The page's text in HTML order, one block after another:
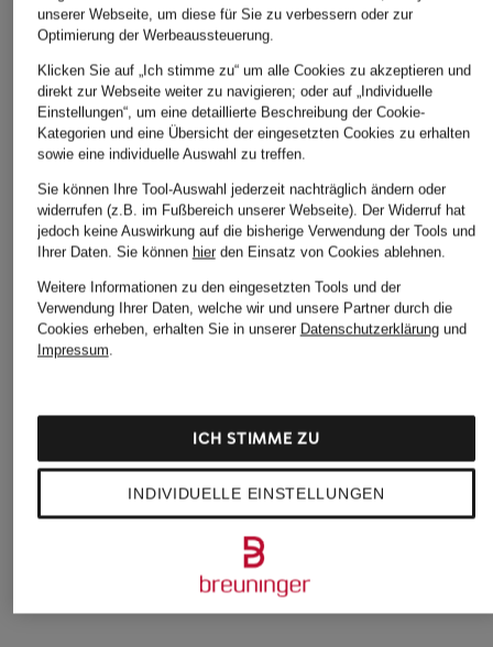
Sandalen MILANO AS
CHF 70
Pantoletten ARIZONA
KIDS
CHF 80
Pantoletten
ab CHF 129
unserer Webseite, um diese für Sie zu verbessern oder zur
Optimierung der Werbeaussteuerung.
Klicken Sie auf „Ich stimme zu“ um alle Cookies zu akzeptieren und
direkt zur Webseite weiter zu navigieren; oder auf „Individuelle
Einstellungen“, um eine detaillierte Beschreibung der Cookie-
Kategorien und eine Übersicht der eingesetzten Cookies zu erhalten
sowie eine individuelle Auswahl zu treffen.
Sie können Ihre Tool-Auswahl jederzeit nachträglich ändern oder
widerrufen (z.B. im Fußbereich unserer Webseite). Der Widerruf hat
jedoch keine Auswirkung auf die bisherige Verwendung der Tools und
Ihrer Daten. Sie können hierden Einsatz von Cookies ablehnen.
Weitere Informationen zu den eingesetzten Tools und der
Verwendung Ihrer Daten, welche wir und unsere Partner durch die
Cookies erheben, erhalten Sie in unserer Datenschutzerklärungund
Impressum.
INDIVIDUELLE EINSTELLUNGEN
ICH STIMME ZU